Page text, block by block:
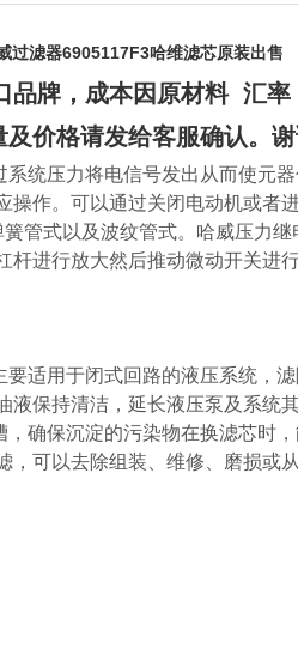
过滤器6905117F3哈维滤芯原装出售
牌，成本因原材料 汇
价格请发给客服确认。
系统压力将电信号发出从而使元
操作。可以通过关闭电动机或者
管式以及波纹管式。哈威压力
杆进行放大然后推动微动开关
适用于闭式回路的液压系统，
保持清洁，延长液压泵及系统
确保沉淀的污染物在换滤芯时
，可以去除组装、维修、磨损或